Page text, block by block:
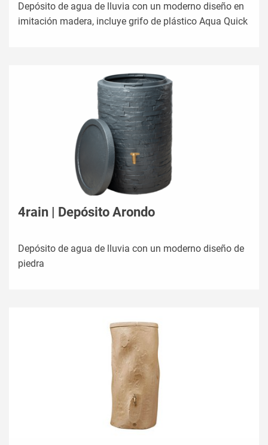
Depósito de agua de lluvia con un moderno diseño en
imitación madera, incluye grifo de plástico Aqua Quick
4rain | Depósito Arondo
Depósito de agua de lluvia con un moderno diseño de
piedra